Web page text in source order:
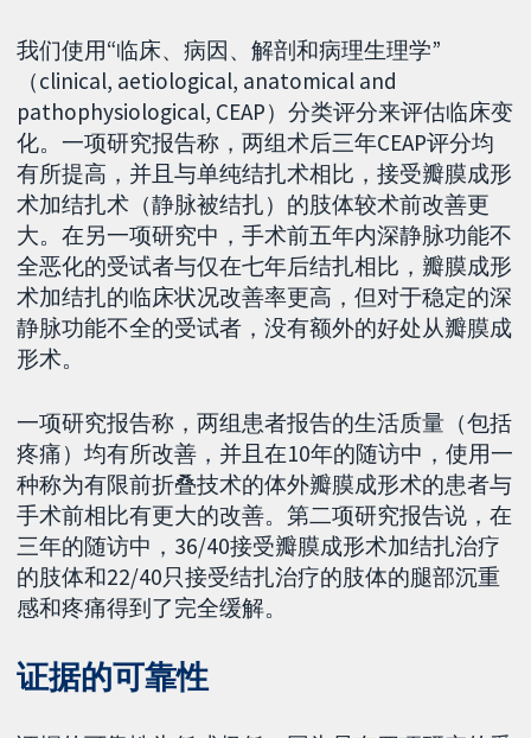
我们使用“临床、病因、解剖和病理生理学”
（clinical, aetiological, anatomical and
pathophysiological, CEAP）分类评分来评估临床变
化。一项研究报告称，两组术后三年CEAP评分均
有所提高，并且与单纯结扎术相比，接受瓣膜成形
术加结扎术（静脉被结扎）的肢体较术前改善更
大。在另一项研究中，手术前五年内深静脉功能不
全恶化的受试者与仅在七年后结扎相比，瓣膜成形
术加结扎的临床状况改善率更高，但对于稳定的深
静脉功能不全的受试者，没有额外的好处从瓣膜成
形术。
一项研究报告称，两组患者报告的生活质量（包括
疼痛）均有所改善，并且在10年的随访中，使用一
种称为有限前折叠技术的体外瓣膜成形术的患者与
手术前相比有更大的改善。第二项研究报告说，在
三年的随访中，36/40接受瓣膜成形术加结扎治疗
的肢体和22/40只接受结扎治疗的肢体的腿部沉重
感和疼痛得到了完全缓解。
证据的可靠性